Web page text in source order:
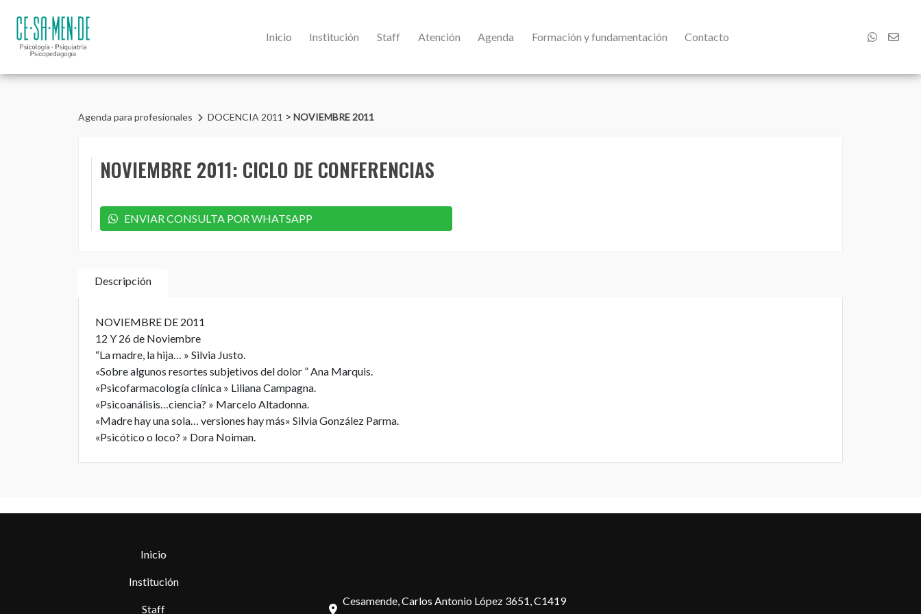
Inicio Institución Staff Atención Agenda Formación y fundamentación Contacto
Agenda para profesionales DOCENCIA 2011 > NOVIEMBRE 2011
NOVIEMBRE 2011: CICLO DE CONFERENCIAS
ENVIAR CONSULTA POR WHATSAPP
Descripción
NOVIEMBRE DE 2011
12 Y 26 de Noviembre
“La madre, la hija… » Silvia Justo.
«Sobre algunos resortes subjetivos del dolor ” Ana Marquis.
«Psicofarmacología clínica » Liliana Campagna.
«Psicoanálisis…ciencia? » Marcelo Altadonna.
«Madre hay una sola… versiones hay más» Silvia González Parma.
«Psicótico o loco? » Dora Noiman.
Inicio
Institución
Staff
Cesamende, Carlos Antonio López 3651, C1419